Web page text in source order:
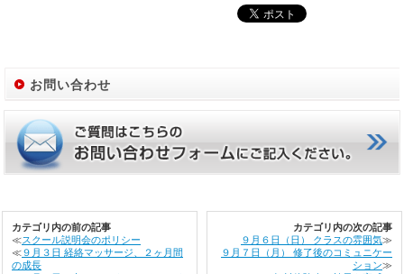
お問い合わせ
カテゴリ内の前の記事
≪スクール説明会のポリシー
≪９月３日 経絡マッサージ、２ヶ月間
の成長
カテゴリ内の次の記事
９月６日（日） クラスの雰囲気≫
９月７日（月） 修了後のコミュニケー
ション≫